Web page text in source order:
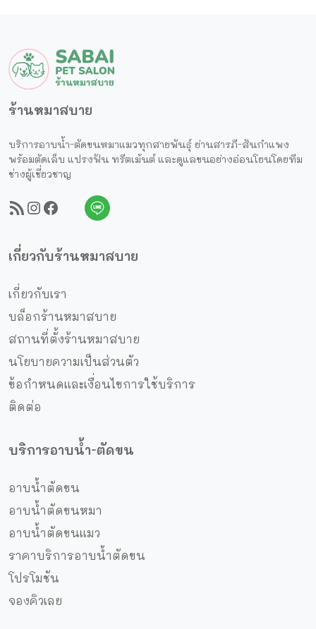
ร้านหมาสบาย
บริการอาบน้ำ-ตัดขนหมาแมวทุกสายพันธุ์ ย่านสารภี-สันกำแพง
พร้อมตัดเล็บ แปรงฟัน ทรีตเม้นต์ และดูแลขนอย่างอ่อนโยนโดยทีม
ช่างผู้เชี่ยวชาญ
RSS Feed
Instragram
Facebook
Call
Line
เกี่ยวกับร้านหมาสบาย
เกี่ยวกับเรา
บล็อกร้านหมาสบาย
สถานที่ตั้งร้านหมาสบาย
นโยบายความเป็นส่วนตัว
ข้อกำหนดและเงื่อนไขการใช้บริการ
ติดต่อ
บริการอาบน้ำ-ตัดขน
อาบน้ำตัดขน
อาบน้ำตัดขนหมา
อาบน้ำตัดขนแมว
ราคาบริการอาบน้ำตัดขน
โปรโมชัน
จองคิวเลย